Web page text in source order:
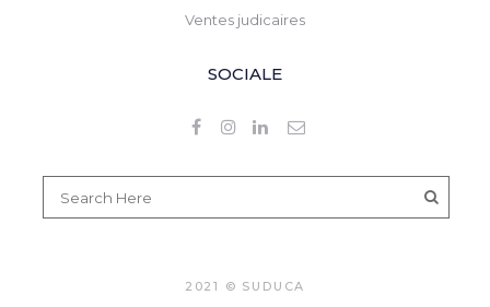
Ventes judicaires
SOCIALE
2021 © SUDUCA